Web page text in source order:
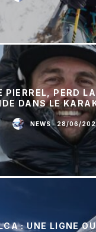
PIERREL, PERD
DANS LE
NEWS · 28/06/
: UNE LIGNE